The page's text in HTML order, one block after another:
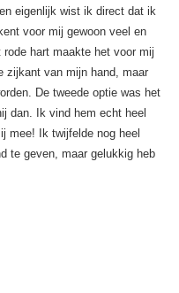
eigenlijk wist ik direct dat ik
voor mij gewoon veel en
hart maakte het voor mij
zijkant van mijn hand, maar
De tweede optie was het
dan. Ik vind hem echt heel
mee! Ik twijfelde nog heel
te geven, maar gelukkig heb